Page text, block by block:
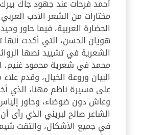
أحمد فرحات عند جهود جاك
مختارات من الشعر الأدب
الحضارة العربية، فيما حاور وحيد
هويان الحسن، التي أكدت
الشعرية في تشييد نصها
محمد في شعرية محمود غنيم،
البيان وروعة الخيال، وقدم
على مسيرة ناظم مهنا، الذي
وعاش دون ضوضاء، وحاور
الشاعر صالح لبريني الذي رأى
في جميع الأشكال، والتقت